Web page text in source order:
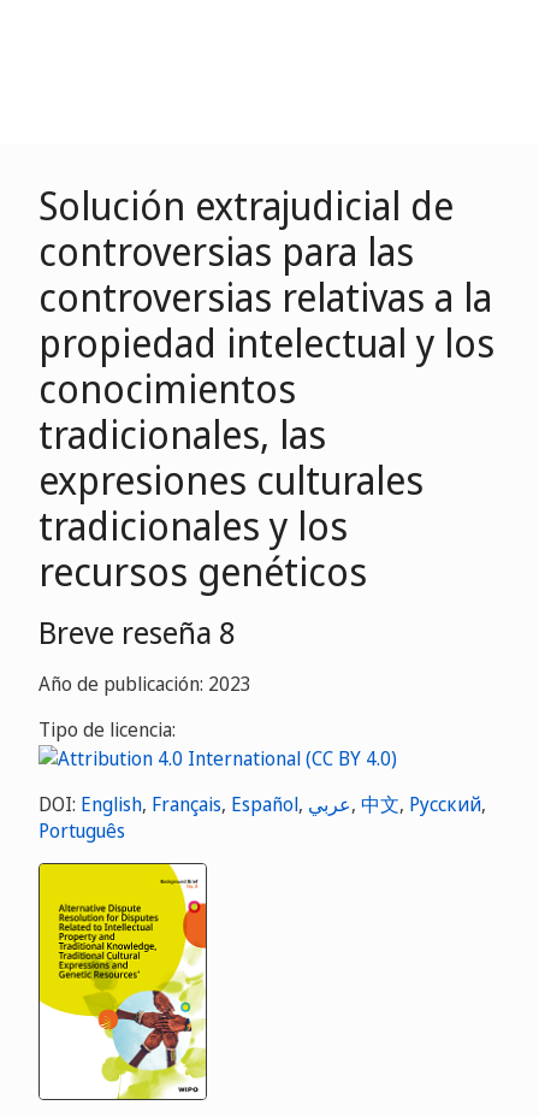
Solución extrajudicial de
controversias para las
controversias relativas a la
propiedad intelectual y los
conocimientos
tradicionales, las
expresiones culturales
tradicionales y los
recursos genéticos
Breve reseña 8
Año de publicación: 2023
Tipo de licencia:
DOI: English, Français, Español, عربي, 中文, Русский,
Português